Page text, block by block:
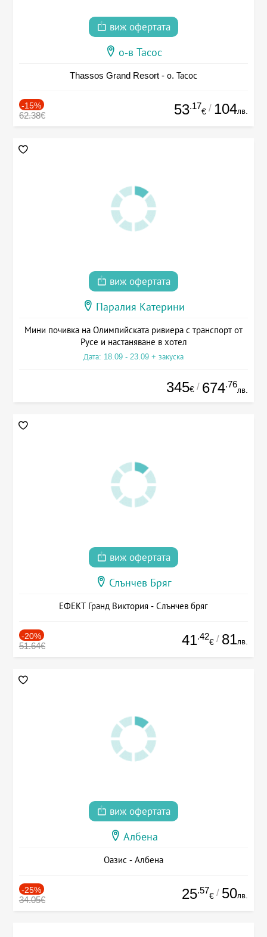
виж офертата
о-в Тасос
Thassos Grand Resort - о. Тасос
-15%
62.38€ 53.17
€ / 104лв.
виж офертата
Паралия Катерини
Мини почивка на Олимпийската ривиера с транспорт от
Русе и настаняване в хотел
Дата: 18.09 - 23.09 + закуска
345€ / 674.76
лв.
виж офертата
Слънчев Бряг
ЕФЕКТ Гранд Виктория - Слънчев бряг
-20%
51.64€ 41.42
€ / 81лв.
виж офертата
Албена
Оазис - Албена
-25%
34.05€ 25.57
€ / 50лв.